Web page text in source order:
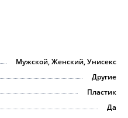
Мужской, Женский, Унисекс
Другие
Пластик
Да